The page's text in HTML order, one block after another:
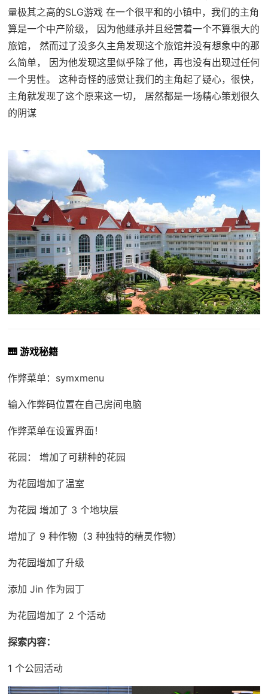
量极其之高的SLG游戏 在一个很平和的小镇中，我们的主角
算是一个中产阶级， 因为他继承并且经营着一个不算很大的
旅馆， 然而过了没多久主角发现这个旅馆并没有想象中的那
么简单， 因为他发现这里似乎除了他，再也没有出现过任何
一个男性。 这种奇怪的感觉让我们的主角起了疑心，很快，
主角就发现了这个原来这一切， 居然都是一场精心策划很久
的阴谋
🎹 游戏秘籍
作弊菜单：symxmenu
输入作弊码位置在自己房间电脑
作弊菜单在设置界面！
花园： 增加了可耕种的花园
为花园增加了温室
为花园 增加了 3 个地块层
增加了 9 种作物（3 种独特的精灵作物）
为花园增加了升级
添加 Jin 作为园丁
为花园增加了 2 个活动
探索内容：
1 个公园活动